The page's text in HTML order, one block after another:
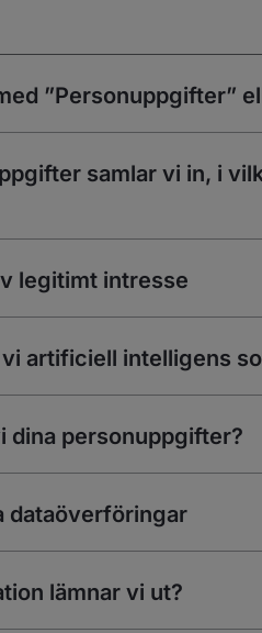
”Personuppgifter”
samlar vi in, i
legitimt intresse
artificiell intelligens
dina personuppgifter?
dataöverföringar
lämnar vi ut?